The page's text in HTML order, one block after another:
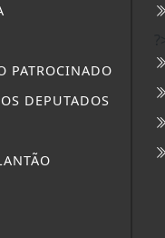
PATROCINADO
DEPUTADOS